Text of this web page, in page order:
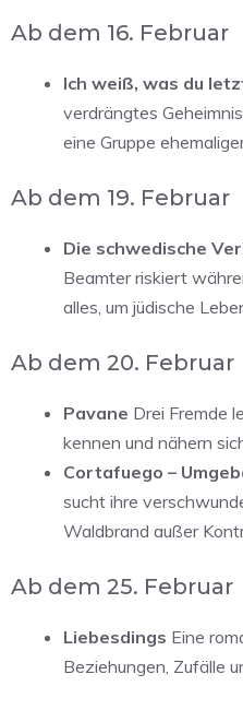
Ab dem 16. Februar
Ich weiß, was du
verdrängtes
eine Gruppe
Ab dem 19. Februar
Die schwedische
Beamter riskiert
alles, um jüdische
Ab dem 20. Februar
Pavane Drei Fremde
kennen und nähern
Cortafuego –
sucht ihre
Waldbrand außer
Ab dem 25. Februar
Liebesdings Eine
Beziehungen, Zufälle